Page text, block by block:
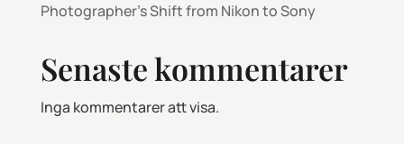
Photographer’s Shift from Nikon to Sony
Senaste kommentarer
Inga kommentarer att visa.